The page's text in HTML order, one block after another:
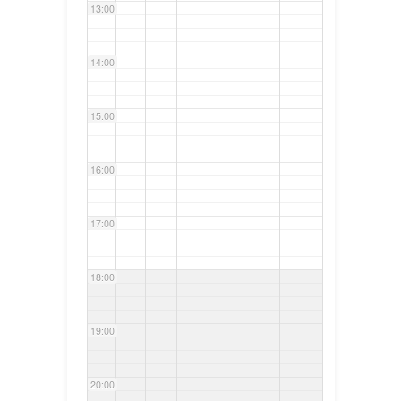
13:00
14:00
15:00
16:00
17:00
18:00
19:00
20:00